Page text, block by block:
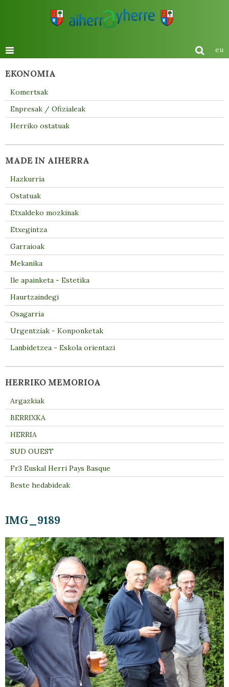
eu
IMG_9189
EKONOMIA
Komertsak
Enpresak / Ofizialeak
Herriko ostatuak
MADE IN AIHERRA
Hazkurria
Ostatuak
Etxaldeko mozkinak
Etxegintza
Garraioak
Mekanika
Ile apainketa - Estetika
Haurtzaindegi
Osagarria
Urgentziak - Konponketak
Lanbidetzea - Eskola orientazi
HERRIKO MEMORIOA
Argazkiak
BERRIXKA
HERRIA
SUD OUEST
Fr3 Euskal Herri Pays Basque
Beste hedabideak